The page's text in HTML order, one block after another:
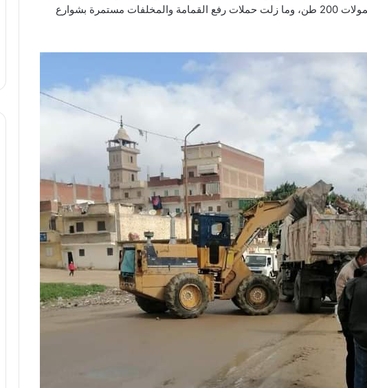
والإشراف علي أعمال رفع المخلفات بحمولات 200 طن، وما زلت حملات رفع القمامة والمخلفات مستمرة بشوارع